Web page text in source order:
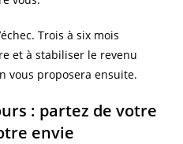
Trois à six mois
et à stabiliser le revenu
vous proposera ensuite.
: partez de votre
envie